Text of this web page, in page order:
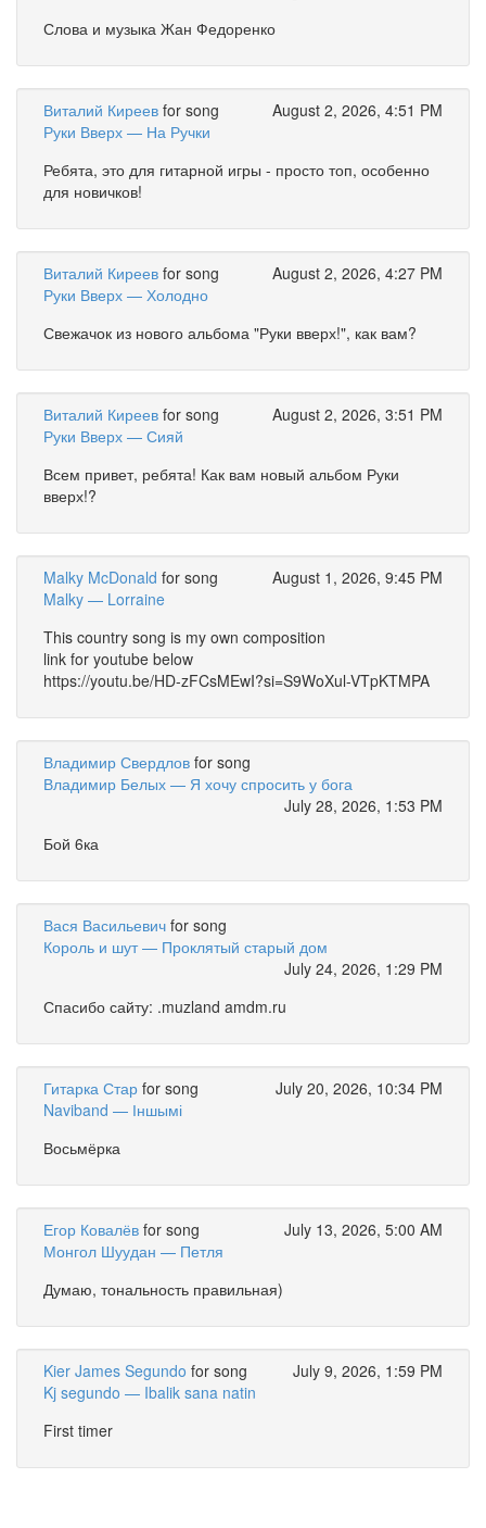
Слова и музыка Жан Федоренко
Виталий Киреев for song
Руки Вверх — На Ручки
August 2, 2026, 4:51 PM
Ребята, это для гитарной игры - просто топ, особенно
для новичков!
Виталий Киреев for song
Руки Вверх — Холодно
August 2, 2026, 4:27 PM
Свежачок из нового альбома "Руки вверх!", как вам?
Виталий Киреев for song
Руки Вверх — Сияй
August 2, 2026, 3:51 PM
Всем привет, ребята! Как вам новый альбом Руки
вверх!?
Malky McDonald for song
Malky — Lorraine
August 1, 2026, 9:45 PM
This country song is my own composition
link for youtube below
https://youtu.be/HD-zFCsMEwI?si=S9WoXul-VTpKTMPA
Владимир Свердлов for song
Владимир Белых — Я хочу спросить у бога
July 28, 2026, 1:53 PM
Бой 6ка
Вася Васильевич for song
Король и шут — Проклятый старый дом
July 24, 2026, 1:29 PM
Спасибо сайту: .muzland amdm.ru
Гитарка Стар for song
Naviband — Іншымі
July 20, 2026, 10:34 PM
Восьмёрка
Егор Ковалёв for song
Монгол Шуудан — Петля
July 13, 2026, 5:00 AM
Думаю, тональность правильная)
Kier James Segundo for song
Kj segundo — Ibalik sana natin
July 9, 2026, 1:59 PM
First timer